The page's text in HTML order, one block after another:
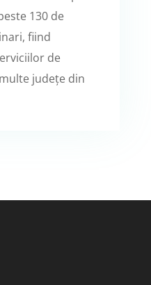
130 de
fiind
de
județe din